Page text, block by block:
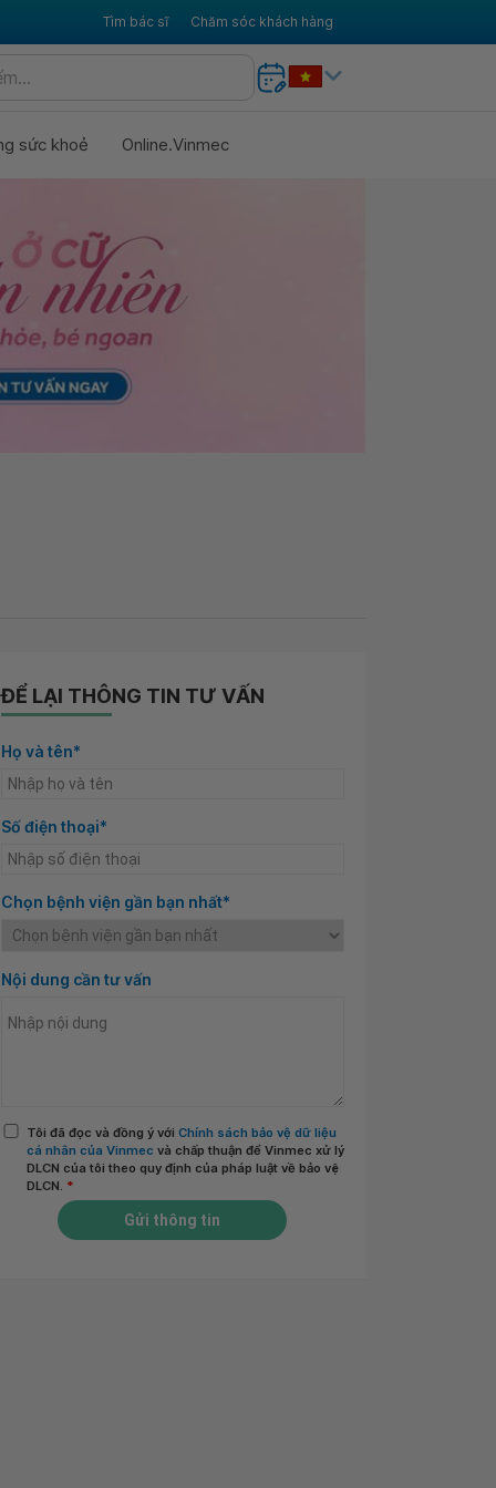
Tìm bác sĩ Chăm sóc khách hàng
sức khoẻ Online.Vinmec
ĐỂ LẠI THÔNG TIN TƯ VẤN
Họ và tên*
Số điện thoại*
Chọn bệnh viện gần bạn nhất*
Nội dung cần tư vấn
Tôi đã đọc và đồng ý với Chính sách bảo vệ dữ liệu
cá nhân của Vinmec và chấp thuận để Vinmec xử lý
DLCN của tôi theo quy định của pháp luật về bảo vệ
DLCN. *
Gửi thông tin